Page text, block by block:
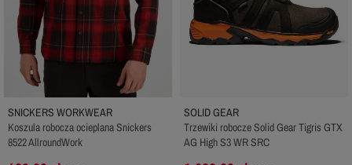
SNICKERS WORKWEAR
Koszula robocza ocieplana Snickers
8522 AllroundWork
SOLID GEAR
Trzewiki robocze Solid Gear Tigris GTX
AG High S3 WR SRC